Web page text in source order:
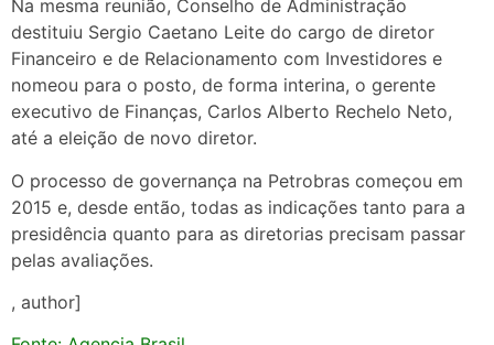
Na mesma reunião, Conselho de Administração
destituiu Sergio Caetano Leite do cargo de diretor
Financeiro e de Relacionamento com Investidores e
nomeou para o posto, de forma interina, o gerente
executivo de Finanças, Carlos Alberto Rechelo Neto,
até a eleição de novo diretor.
O processo de governança na Petrobras começou em
2015 e, desde então, todas as indicações tanto para a
presidência quanto para as diretorias precisam passar
pelas avaliações.
, author]